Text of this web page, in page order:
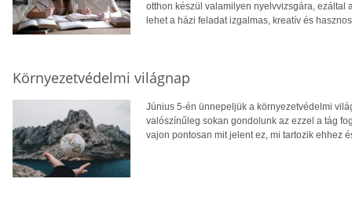
otthon készül valamilyen nyelvvizsgára, ezáltal
lehet a házi feladat izgalmas, kreatív és
Környezetvédelmi világnap
Június 5-én ünnepeljük a környezetvédelmi
valószínűleg sokan gondolunk az ezzel a tág
vajon pontosan mit jelent ez, mi tartozik ehhez